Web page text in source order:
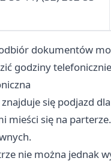
dokumentów
godziny
się podjazd
mieści się na
nie można jednak